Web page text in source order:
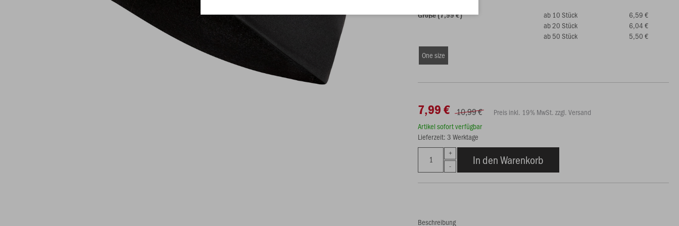
Größe (7,99 €) ab 10 Stück
6,59 €
ab 20 Stück
6,04 €
ab 50 Stück
5,50 €
One size
7,99 € 10,99 €
Preis inkl. 19% MwSt. zzgl. Versand
Artikel sofort verfügbar
Lieferzeit: 3 Werktage
In den Warenkorb
Beschreibung